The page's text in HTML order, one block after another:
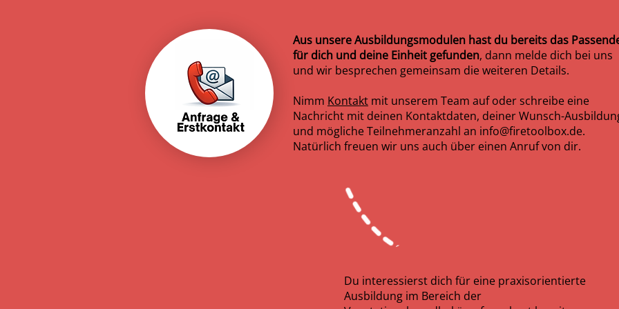
Aus unsere Ausbildungsmodulen hast du bereits das
für dich und deine Einheit gefunden, dann melde dich bei uns
und wir besprechen gemeinsam die weiteren Details.
Nimm Kontakt mit unserem Team auf oder schreibe eine
Nachricht mit deinen Kontaktdaten, deiner Wunsch-
und mögliche Teilnehmeranzahl an info@firetoolbox.de.
Natürlich freuen wir uns auch über einen Anruf von dir.
Du interessierst dich für eine praxisorientierte
Ausbildung im Bereich der